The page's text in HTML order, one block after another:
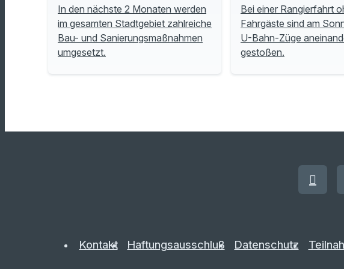
In den nächste 2 Monaten werden
im gesamten Stadtgebiet zahlreiche
Bau- und Sanierungsmaßnahmen
umgesetzt.
Bei einer Rangierfahrt
Fahrgäste sind am
U-Bahn-Züge
gestoßen.
Kontakt Haftungsausschluß Datenschutz